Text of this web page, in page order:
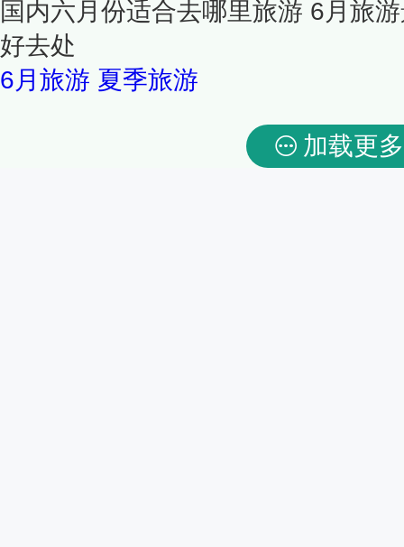
国内六月份适合去哪里旅游 6月旅
好去处
6月旅游 夏季旅游
加载更多